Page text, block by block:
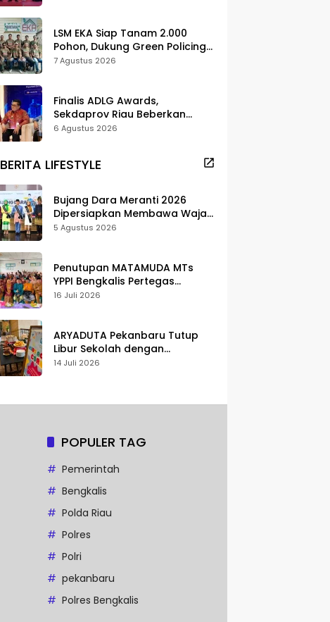
LSM EKA Siap Tanam 2.000
Pohon, Dukung Green Policing
dan Pelestarian di Meranti
7 Agustus 2026
Finalis ADLG Awards,
Sekdaprov Riau Beberkan
Strategi Digitalisasi untuk
6 Agustus 2026
BERITA LIFESTYLE
Bujang Dara Meranti 2026
Dipersiapkan Membawa Wajah
Daerah ke Publik
5 Agustus 2026
Penutupan MATAMUDA MTs
YPPI Bengkalis Pertegas
Pendidikan Berbasis Adat dan
16 Juli 2026
ARYADUTA Pekanbaru Tutup
Libur Sekolah dengan
Pengalaman Staycation
14 Juli 2026
POPULER TAG
Pemerintah
Bengkalis
Polda Riau
Polres
Polri
pekanbaru
Polres Bengkalis